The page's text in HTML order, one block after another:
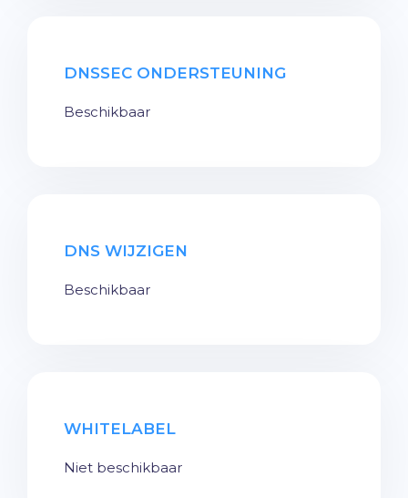
DNSSEC ONDERSTEUNING
Beschikbaar
DNS WIJZIGEN
Beschikbaar
WHITELABEL
Niet beschikbaar